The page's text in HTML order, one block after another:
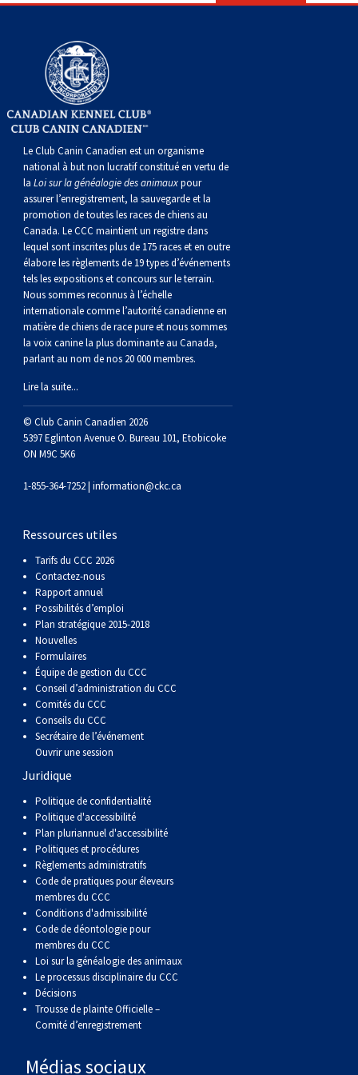
Berger anglais
Berger polonais de plaine
Berger portugais
Puli
Schapendoes néerlandais
Berger Shetland
Chien d’eau espagnol
Vallhund suédois
Corgi gallois (Pembroke)
Pumi
Chien Ibizan
Lévrier irlandais
Norrbottenspets
Elkhound norvégien
Lundehund norvégien
Otterhound
Petit basset griffon vendéen
Pharaoh Hound
Lévrier persan
Shikoku
Terrier tibétain
Xoloitzcuintli (moyen)
Xoloïtzcuintli (standard)
Setter irlandais
Épagneul cocker américain
Épagneul d’eau américain
Épagneul bleu de Picardie
Épagneul breton
Épagneul Clumber
Épagneul cocker anglais
Épagneul springer anglais
Épagneul français
Épagneul d’eau irlandais
Spinone italiano
Vizsla à poil lisse
Vizsla à poil dur
Braque de Weimar
Terrier de Norwich
Terrier du révérend Russell
Terrier chasseur de rat
Terrier Russell
Schnauzer (nain)
Terrier écossais
Terrier Sealyham
Terrier Skye
Bull terrier du Staffordshire
Terrier gallois
Caniche (nain)
Carlin
Petit chien russe
Terrier à poil soyeux
Fox terrier miniature
Terrier de Manchester nain
Xoloitzcuintli (nain)
Terrier du Yorkshire
Grand bouvier suisse
Chien du Groenland
Hovawart
Chien d’ours de Carélie
Komondor
Kuvasz
Leonberger
Mastiff
Terre-Neuve
Chien d’eau portugais
Schnauzer (géant)
Schnauzer (standard)
Husky sibérien
Saint Bernard
Dogue du Tibet
Laika de lakoutie
Top Dogs
Le Club Canin Canadien est un organisme
national à but non lucratif constitué en vertu de
la Loi sur la généalogie des animauxpour
assurer l’enregistrement, la sauvegarde et la
promotion de toutes les races de chiens au
Canada. Le CCC maintient un registre dans
lequel sont inscrites plus de 175 races et en outre
élabore les règlements de 19 types d’événements
tels les expositions et concours sur le terrain.
Nous sommes reconnus à l’échelle
internationale comme l’autorité canadienne en
matière de chiens de race pure et nous sommes
la voix canine la plus dominante au Canada,
parlant au nom de nos 20 000 membres.
Lire la suite...
© Club Canin Canadien 2026
5397 Eglinton Avenue O. Bureau 101, Etobicoke
ON M9C 5K6
1-855-364-7252 | information@ckc.ca
Ressources utiles
Tarifs du CCC 2026
Contactez-nous
Rapport annuel
Possibilités d’emploi
Plan stratégique 2015-2018
Nouvelles
Formulaires
Équipe de gestion du CCC
Conseil d’administration du CCC
Comités du CCC
Conseils du CCC
Secrétaire de l’événement
Ouvrir une session
Juridique
Politique de confidentialité
Politique d'accessibilité
Plan pluriannuel d'accessibilité
Politiques et procédures
Règlements administratifs
Code de pratiques pour éleveurs
membres du CCC
Conditions d'admissibilité
Code de déontologie pour
membres du CCC
Loi sur la généalogie des animaux
Le processus disciplinaire du CCC
Décisions
Trousse de plainte Officielle –
Comité d’enregistrement
Médias sociaux